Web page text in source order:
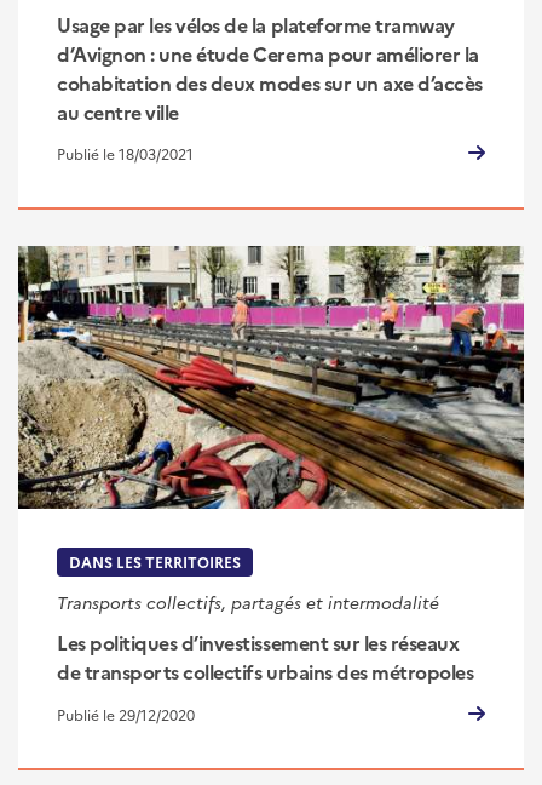
Usage par les vélos de la plateforme tramway
d’Avignon : une étude Cerema pour améliorer la
cohabitation des deux modes sur un axe d’accès
au centre ville
Publié le 18/03/2021
DANS LES TERRITOIRES
Transports collectifs, partagés et intermodalité
Les politiques d’investissement sur les réseaux
de transports collectifs urbains des métropoles
Publié le 29/12/2020